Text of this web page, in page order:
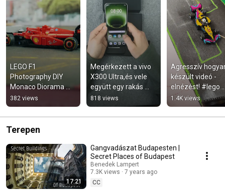
LEGO F1
Photography DIY
Monaco Diorama
#photography
#formula1
#toyphotography
#lego #legophoto
382 views
Megérkezett a vivo
X300 Ultra,és vele
együtt egy rakás
újdonság és
innováció. #vivo
#vivox300ultra
818 views
Agresszív
készült videó -
elnézést! #lego
1.4K views
Terepen
17:21
Gangvadászat Budapesten |
Secret Places of Budapest
Benedek Lampert
7.3K views
7 years ago
CC